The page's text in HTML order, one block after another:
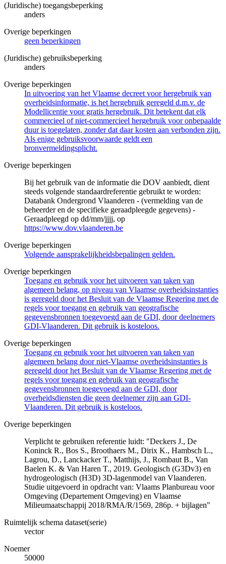
(Juridische) toegangsbeperking
anders
Overige beperkingen
geen beperkingen
(Juridische) gebruiksbeperking
anders
Overige beperkingen
In uitvoering van het Vlaamse decreet voor hergebruik van
overheidsinformatie, is het hergebruik geregeld d.m.v. de
Modellicentie voor gratis hergebruik. Dit betekent dat elk
commercieel of niet-commercieel hergebruik voor onbepaalde
duur is toegelaten, zonder dat daar kosten aan verbonden zijn.
Als enige gebruiksvoorwaarde geldt een
bronvermeldingsplicht.
Overige beperkingen
Bij het gebruik van de informatie die DOV aanbiedt, dient
steeds volgende standaardreferentie gebruikt te worden:
Databank Ondergrond Vlaanderen - (vermelding van de
beheerder en de specifieke geraadpleegde gegevens) -
Geraadpleegd op dd/mm/jjjj, op
https://www.dov.vlaanderen.be
Overige beperkingen
Volgende aansprakelijkheidsbepalingen gelden.
Overige beperkingen
Toegang en gebruik voor het uitvoeren van taken van
algemeen belang, op niveau van Vlaamse overheidsinstanties
is geregeld door het Besluit van de Vlaamse Regering met de
regels voor toegang en gebruik van geografische
gegevensbronnen toegevoegd aan de GDI, door deelnemers
GDI-Vlaanderen. Dit gebruik is kosteloos.
Overige beperkingen
Toegang en gebruik voor het uitvoeren van taken van
algemeen belang door niet-Vlaamse overheidsinstanties is
geregeld door het Besluit van de Vlaamse Regering met de
regels voor toegang en gebruik van geografische
gegevensbronnen toegevoegd aan de GDI, door
overheidsdiensten die geen deelnemer zijn aan GDI-
Vlaanderen. Dit gebruik is kosteloos.
Overige beperkingen
Verplicht te gebruiken referentie luidt: "Deckers J., De
Koninck R., Bos S., Broothaers M., Dirix K., Hambsch L.,
Lagrou, D., Lanckacker T., Matthijs, J., Rombaut B., Van
Baelen K. & Van Haren T., 2019. Geologisch (G3Dv3) en
hydrogeologisch (H3D) 3D-lagenmodel van Vlaanderen.
Studie uitgevoerd in opdracht van: Vlaams Planbureau voor
Omgeving (Departement Omgeving) en Vlaamse
Milieumaatschappij 2018/RMA/R/1569, 286p. + bijlagen"
Ruimtelijk schema dataset(serie)
vector
Noemer
50000